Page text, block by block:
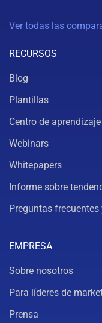
Ver todas las
RECURSOS
Blog
Plantillas
Centro de aprendizaje
Webinars
Whitepapers
Informe sobre
Preguntas frecuentes
EMPRESA
Sobre nosotros
Para líderes de
Prensa